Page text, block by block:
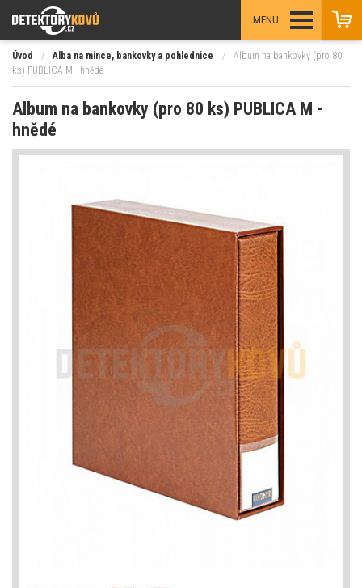
MENU
Úvod / Alba na mince, bankovky a pohlednice /
Album na bankovky (pro 80
ks) PUBLICA M - hnědé
Album na bankovky (pro 80 ks) PUBLICA M -
hnědé